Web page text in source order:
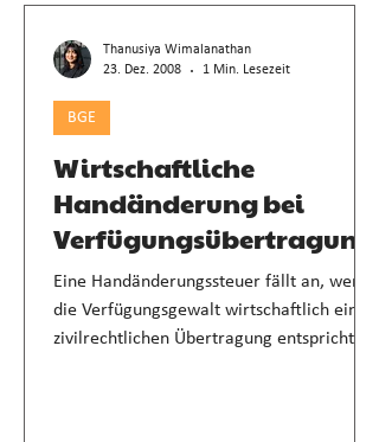
Wirtschaftliche
Handänderung bei
Verfügungsübertragung
Eine Handänderungssteuer fällt an, wenn
die Verfügungsgewalt wirtschaftlich einer
zivilrechtlichen Übertragung entspricht.
BGE
Thanusiya Wimalanathan
23. Dez. 2008
1 Min. Lesezeit